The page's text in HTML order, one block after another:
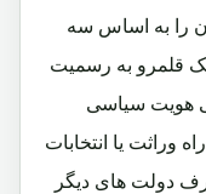
را به اساس سه
قلمرو به رسمیت
هویت سیاسی
وراثت یا انتخابات
دولت های دیگر